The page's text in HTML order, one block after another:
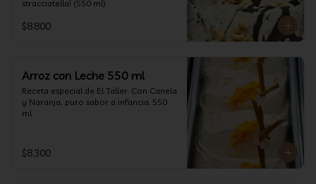
stracciatella! (550 ml)
$8.800
Arroz con Leche 550 ml
Receta especial de El Taller. Con Canela
y Naranja, puro sabor a infancia. 550
ml
$8.300